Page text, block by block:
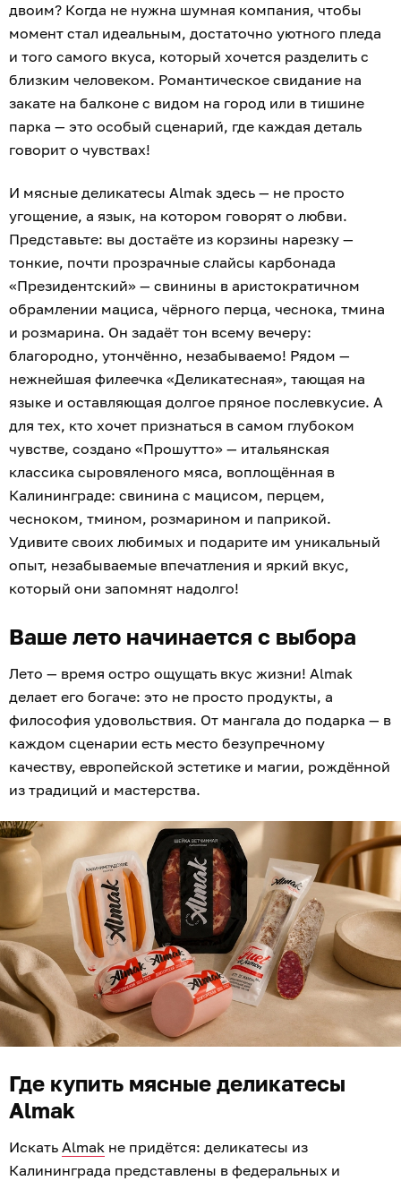
двоим? Когда не нужна шумная компания, чтобы
момент стал идеальным, достаточно уютного пледа
и того самого вкуса, который хочется разделить с
близким человеком. Романтическое свидание на
закате на балконе с видом на город или в тишине
парка — это особый сценарий, где каждая деталь
говорит о чувствах!
И мясные деликатесы Almak здесь — не просто
угощение, а язык, на котором говорят о любви.
Представьте: вы достаёте из корзины нарезку —
тонкие, почти прозрачные слайсы карбонада
«Президентский» — свинины в аристократичном
обрамлении мациса, чёрного перца, чеснока, тмина
и розмарина. Он задаёт тон всему вечеру:
благородно, утончённо, незабываемо! Рядом —
нежнейшая филеечка «Деликатесная», тающая на
языке и оставляющая долгое пряное послевкусие. А
для тех, кто хочет признаться в самом глубоком
чувстве, создано «Прошутто» — итальянская
классика сыровяленого мяса, воплощённая в
Калининграде: свинина с мацисом, перцем,
чесноком, тмином, розмарином и паприкой.
Удивите своих любимых и подарите им уникальный
опыт, незабываемые впечатления и яркий вкус,
который они запомнят надолго!
Ваше лето начинается с выбора
Лето — время остро ощущать вкус жизни! Almak
делает его богаче: это не просто продукты, а
философия удовольствия. От мангала до подарка — в
каждом сценарии есть место безупречному
качеству, европейской эстетике и магии, рождённой
из традиций и мастерства.
Где купить мясные деликатесы
Almak
Искать Almak не придётся: деликатесы из
Калининграда представлены в федеральных и